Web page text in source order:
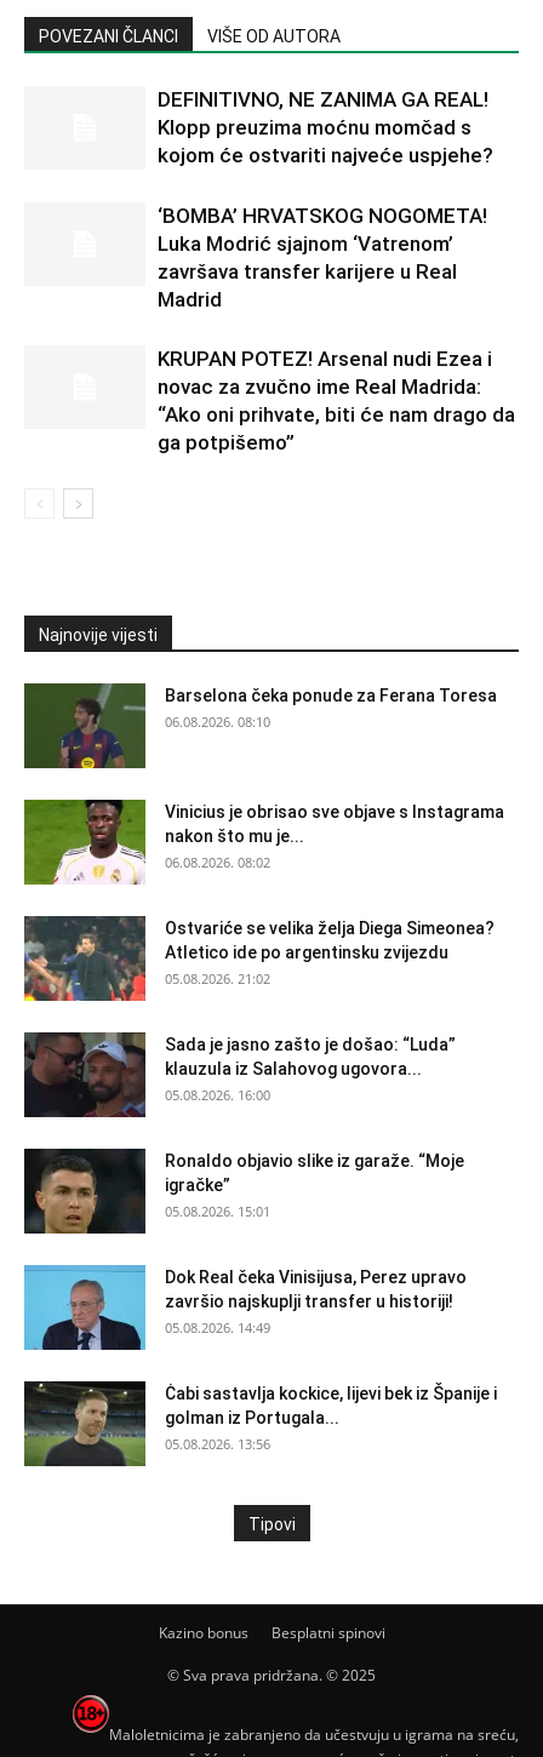
POVEZANI ČLANCI VIŠE OD AUTORA
DEFINITIVNO, NE ZANIMA GA REAL!
Klopp preuzima moćnu momčad s
kojom će ostvariti najveće uspjehe?
‘BOMBA’ HRVATSKOG NOGOMETA!
Luka Modrić sjajnom ‘Vatrenom’
završava transfer karijere u Real
Madrid
KRUPAN POTEZ! Arsenal nudi Ezea i
novac za zvučno ime Real Madrida:
“Ako oni prihvate, biti će nam drago da
ga potpišemo”
Najnovije vijesti
Barselona čeka ponude za Ferana Toresa
06.08.2026. 08:10
Vinicius je obrisao sve objave s Instagrama
nakon što mu je...
06.08.2026. 08:02
Ostvariće se velika želja Diega Simeonea?
Atletico ide po argentinsku zvijezdu
05.08.2026. 21:02
Sada je jasno zašto je došao: “Luda”
klauzula iz Salahovog ugovora...
05.08.2026. 16:00
Ronaldo objavio slike iz garaže. “Moje
igračke”
05.08.2026. 15:01
Dok Real čeka Vinisijusa, Perez upravo
završio najskuplji transfer u historiji!
05.08.2026. 14:49
Ċabi sastavlja kockice, lijevi bek iz Španije i
golman iz Portugala...
05.08.2026. 13:56
Tipovi
Kazino bonus Besplatni spinovi
© Sva prava pridržana. © 2025
Maloletnicima je zabranjeno da učestvuju u igrama na sreću,